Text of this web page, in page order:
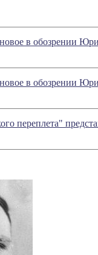
в обозрении
в обозрении
переплета"